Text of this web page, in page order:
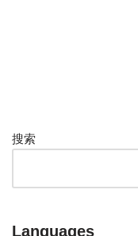
搜索
Languages